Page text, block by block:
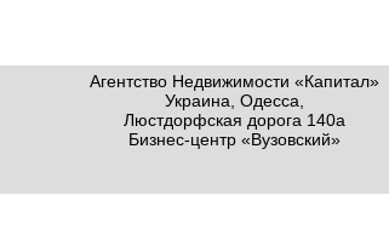
Агентство Недвижимости «Капитал»
Украина, Одесса,
Люстдорфская дорога 140а
Бизнес-центр «Вузовский»